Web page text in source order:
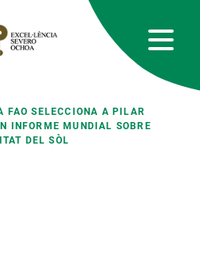
FAO SELECCIONA A PILAR
INFORME MUNDIAL SOBRE
DEL SÒL